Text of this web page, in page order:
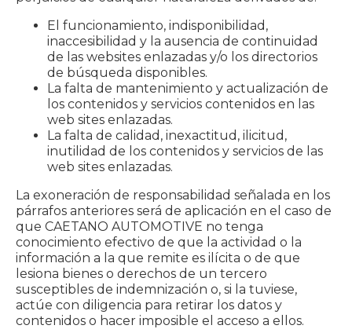
El funcionamiento, indisponibilidad,
inaccesibilidad y la ausencia de continuidad
de las websites enlazadas y/o los directorios
de búsqueda disponibles.
La falta de mantenimiento y actualización de
los contenidos y servicios contenidos en las
web sites enlazadas.
La falta de calidad, inexactitud, ilicitud,
inutilidad de los contenidos y servicios de las
web sites enlazadas.
La exoneración de responsabilidad señalada en los
párrafos anteriores será de aplicación en el caso de
que CAETANO AUTOMOTIVE no tenga
conocimiento efectivo de que la actividad o la
información a la que remite es ilícita o de que
lesiona bienes o derechos de un tercero
susceptibles de indemnización o, si la tuviese,
actúe con diligencia para retirar los datos y
contenidos o hacer imposible el acceso a ellos.